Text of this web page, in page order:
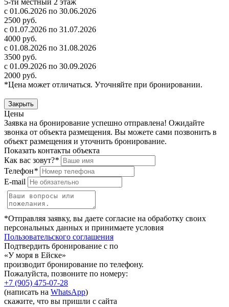
с 01.06.2026 по 30.06.2026
2500 руб.
с 01.07.2026 по 31.07.2026
4000 руб.
с 01.08.2026 по 31.08.2026
3500 руб.
с 01.09.2026 по 30.09.2026
2000 руб.
*Цена может отличаться. Уточняйте при бронировании.
Закрыть
Цены
Заявка на бронирование успешно отправлена! Ожидайте
звонка от объекта размещения. Вы можете сами позвонить в
объект размещения и уточнить бронирование.
Показать контакты объекта
Как вас зовут?*
Телефон*
E-mail
*Отправляя заявку, вы даете согласие на обработку своих
персональных данных и принимаете условия
Пользовательского соглашения
Подтвердить бронирование с по
«У моря в Ейске»
производит бронирование по телефону.
Пожалуйста, позвоните по номеру:
+7 (905) 475-07-28
(написать на WhatsApp)
скажите, что вы пришли с сайта